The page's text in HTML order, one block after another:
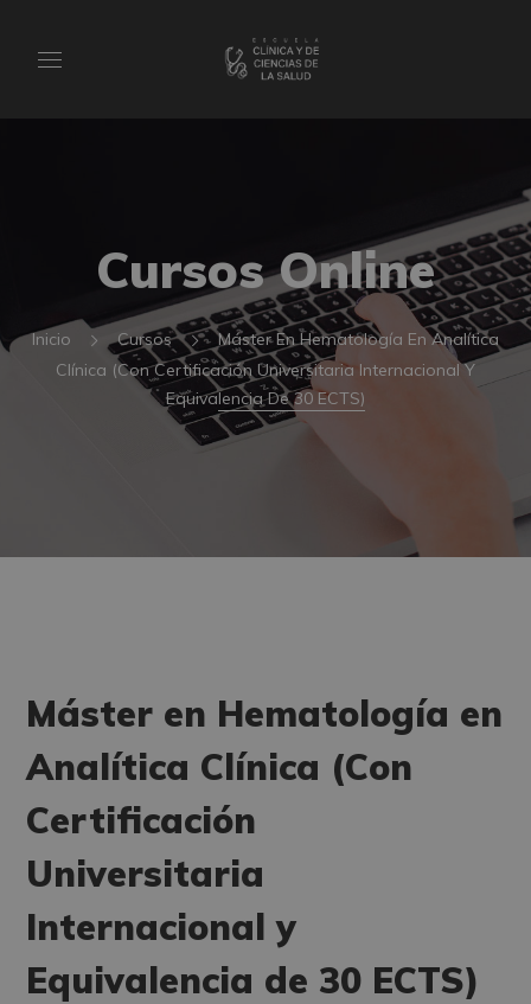
Cursos Online
Inicio Cursos
Máster En Hematología En Analítica
Clínica (Con Certificación Universitaria Internacional Y
Equivalencia De 30 ECTS)
Máster en Hematología en
Analítica Clínica (Con
Certificación
Universitaria
Internacional y
Equivalencia de 30 ECTS)